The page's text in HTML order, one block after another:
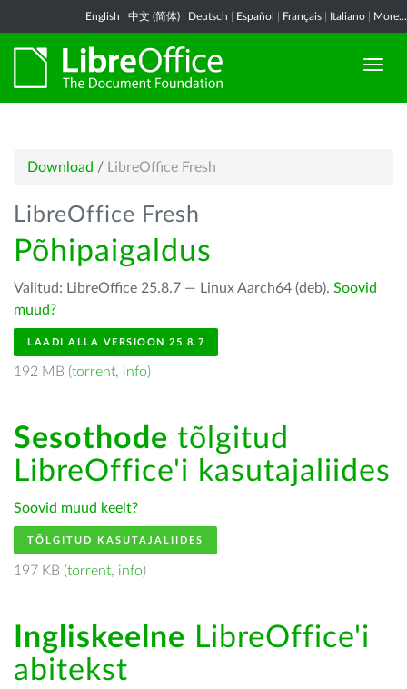
English 中文 (简体) Deutsch Español Français Italiano More...
Download / LibreOffice Fresh
LibreOffice Fresh
Põhipaigaldus
Valitud: LibreOffice 25.8.7 — Linux Aarch64 (deb). Soovid
muud?
LAADI ALLA VERSIOON 25.8.7
192 MB (torrent, info)
Sesothode tõlgitud
LibreOffice'i kasutajaliides
Soovid muud keelt?
TÕLGITUD KASUTAJALIIDES
197 KB (torrent, info)
Ingliskeelne LibreOffice'i
abitekst